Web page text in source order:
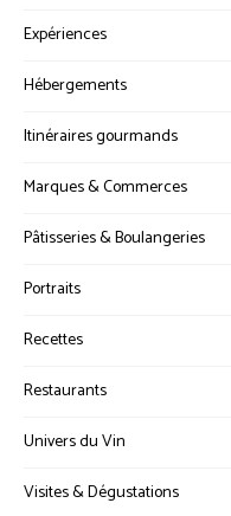
Expériences
Hébergements
Itinéraires gourmands
Marques & Commerces
Pâtisseries & Boulangeries
Portraits
Recettes
Restaurants
Univers du Vin
Visites & Dégustations